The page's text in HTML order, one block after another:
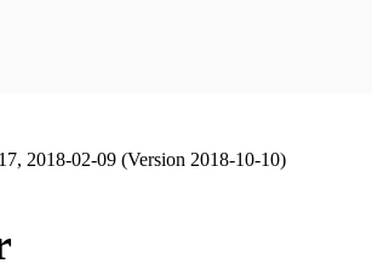
2018-02-09 (Version 2018-10-10)